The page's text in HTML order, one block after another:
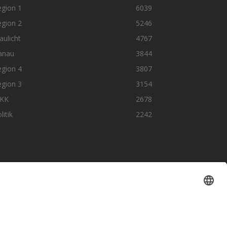
1
6039
2
5246
4767
3844
4
3807
3
3154
2678
2242